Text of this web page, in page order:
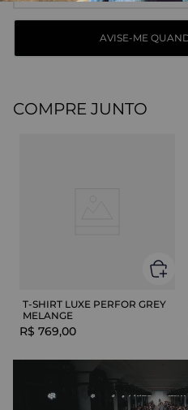
COMPRE JUNTO
T-SHIRT LUXE PERFOR GREY
MELANGE
R$ 769,00